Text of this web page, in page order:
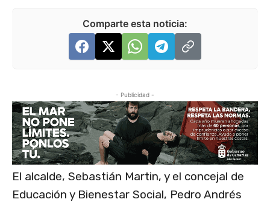
Comparte esta noticia:
- Publicidad -
El alcalde, Sebastián Martin, y el concejal de
Educación y Bienestar Social, Pedro Andrés